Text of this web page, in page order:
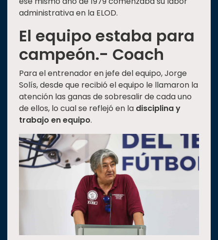
administrativa en la ELOD.
El equipo estaba para
campeón.- Coach
Para el entrenador en jefe del equipo, Jorge
Solís, desde que recibió el equipo le llamaron la
atención las ganas de sobresalir de cada uno
de ellos, lo cual se reflejó en la disciplina y
trabajo en equipo.